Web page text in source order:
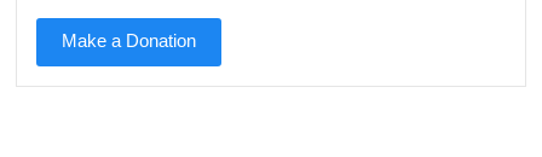
Make a Donation